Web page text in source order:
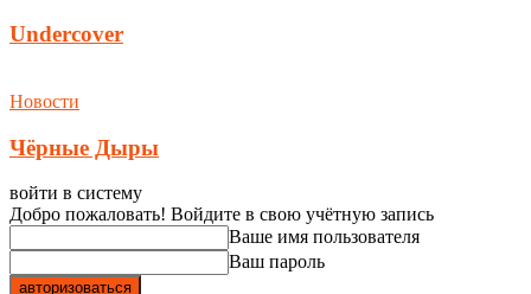
Undercover
Новости
Чёрные Дыры
войти в систему
Добро пожаловать! Войдите в свою учётную запись
Ваше имя пользователя
Ваш пароль